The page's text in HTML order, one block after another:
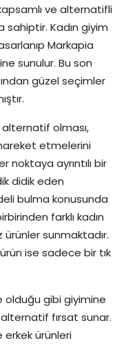
ve alternatifli
sahiptir. Kadın giyim
Markapia
sunulur. Bu son
güzel seçimler
alternatif olması,
etmelerini
noktaya ayrıntılı bir
didik eden
bulma konusunda
farklı kadın
ürünler sunmaktadır.
ise sadece bir tık
olduğu gibi giyimine
fırsat sunar.
erkek ürünleri